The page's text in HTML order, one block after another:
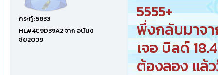
กระทู้: 5833
HL#4C9D39A2 จาก อนันต
ชัย2009
5555+
พึ่งกลับมาจ
เจอ บิลด์
ต้องลอง แล้